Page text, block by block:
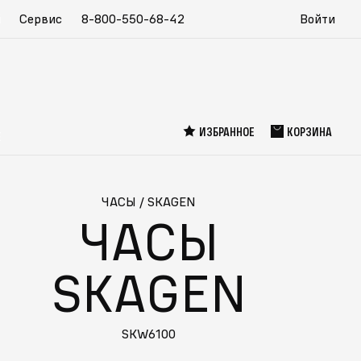
Сервис 8-800-550-68-42 Войти
ИЗБРАННОЕ КОРЗИНА
ЧАСЫ / SKAGEN
ЧАСЫ
SKAGEN
SKW6100